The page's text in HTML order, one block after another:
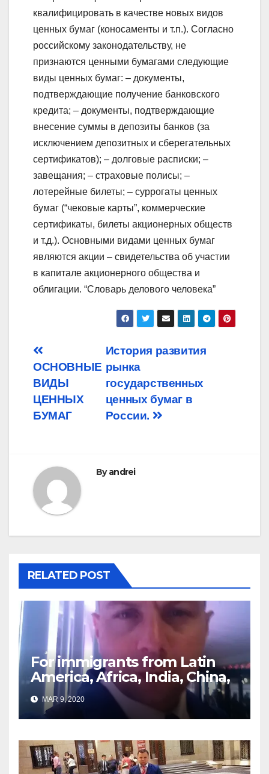
квалифицировать в качестве новых видов
ценных бумаг (коносаменты и т.п.). Согласно
российскому законодательству, не
признаются ценными бумагами следующие
виды ценных бумаг: – документы,
подтверждающие получение банковского
кредита; – документы, подтверждающие
внесение суммы в депозиты банков (за
исключением депозитных и сберегательных
сертификатов); – долговые расписки; –
завещания; – страховые полисы; –
лотерейные билеты; – суррогаты ценных
бумаг (“чековые карты”, коммерческие
сертификаты, билеты акционерных обществ
и т.д.). Основными видами ценных бумаг
являются акции – свидетельства об участии
в капитале акционерного общества и
облигации. “Словарь делового человека”
Post
navigation
История развития
рынка
государственных
ценных бумаг в
России.
ОСНОВНЫЕ
ВИДЫ
ЦЕННЫХ
БУМАГ
Byandrei
RELATED POST
For immigrants from Latin
America, Africa, India, China,
etc. you must read this
article
MAR 9, 2020